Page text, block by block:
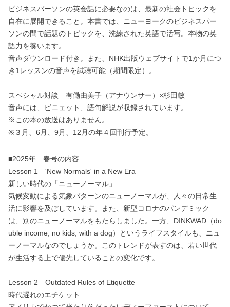
ビジネスパーソンの英会話に必要なのは、最新の社会トピックを
自在に展開できること。本書では、ニューヨークのビジネスパー
ソンの間で話題のトピックを、洗練された英語で活写。本物の英
語力を養います。
音声ダウンロード付き。また、NHK出版ウェブサイトで1か月につ
き1レッスンの音声を試聴可能（期間限定）。
スペシャル対談 有働由美子（アナウンサー）×杉田敏
音声には、ビニェット、語句解説が収録されています。
※この本の放送はありません。
※３月、6月、9月、12月の年４回刊行予定。
■2025年 春号の内容
Lesson 1 'New Normals' in a New Era
新しい時代の「ニューノーマル」
気候変動による気象パターンのニューノーマルが、人々の日常生
活に影響を及ぼしています。また、新型コロナのパンデミック
は、別のニューノーマルをもたらしました。一方、DINKWAD（do
uble income, no kids, with a dog）というライフスタイルも、ニュ
ーノーマルなのでしょうか。このトレンドが表すのは、若い世代
が生活する上で優先していることの変化です。
Lesson 2 Outdated Rules of Etiquette
時代遅れのエチケット